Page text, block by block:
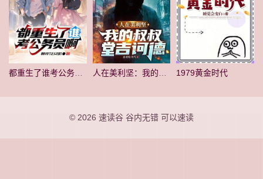
1979黄金时代
© 2026 速读谷 谷内无错 可以速读